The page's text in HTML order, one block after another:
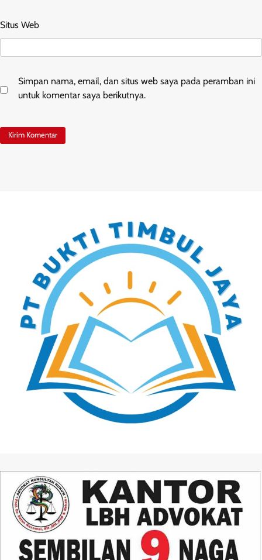
Situs Web
Simpan nama, email, dan situs web saya pada peramban ini
untuk komentar saya berikutnya.